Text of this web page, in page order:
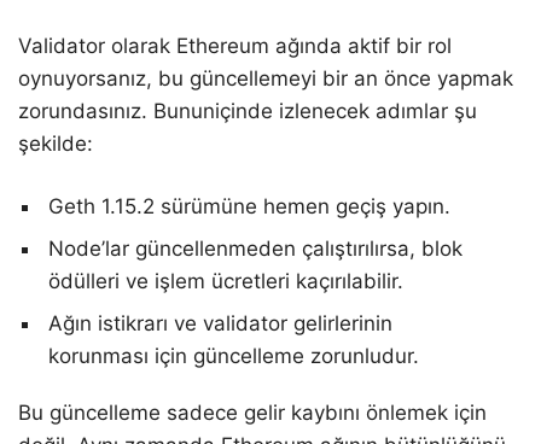
Validator olarak Ethereum ağında aktif bir rol
oynuyorsanız, bu güncellemeyi bir an önce yapmak
zorundasınız. Bununiçinde izlenecek adımlar şu
şekilde:
Geth 1.15.2 sürümüne hemen geçiş yapın.
Node’lar güncellenmeden çalıştırılırsa, blok
ödülleri ve işlem ücretleri kaçırılabilir.
Ağın istikrarı ve validator gelirlerinin
korunması için güncelleme zorunludur.
Bu güncelleme sadece gelir kaybını önlemek için